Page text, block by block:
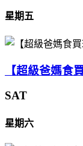
星期五
【超級爸媽食
SAT
星期六